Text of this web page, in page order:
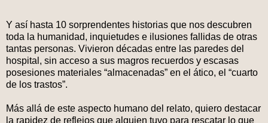
Y así hasta 10 sorprendentes historias que nos descubren
toda la humanidad, inquietudes e ilusiones fallidas de otras
tantas personas. Vivieron décadas entre las paredes del
hospital, sin acceso a sus magros recuerdos y escasas
posesiones materiales “almacenadas” en el ático, el “cuarto
de los trastos”.
Más allá de este aspecto humano del relato, quiero destacar
la rapidez de reflejos que alguien tuvo para rescatar lo que